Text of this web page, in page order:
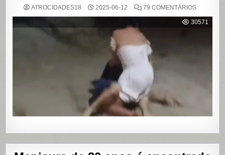
ATROCIDADES18 2025-06-12 79 COMENTÁRIOSEM
MOSTRA
HOMEM
30571